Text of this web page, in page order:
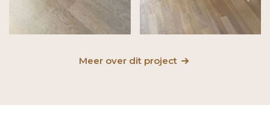
Meer over dit project